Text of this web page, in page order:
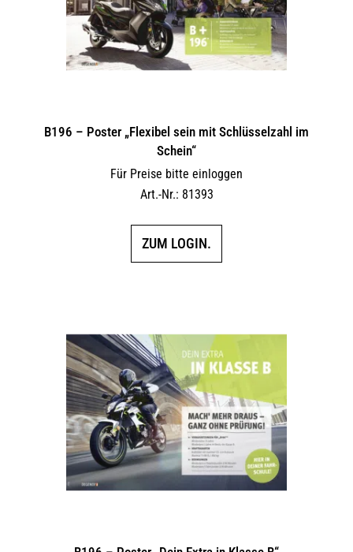
B196 – Poster „Flexibel sein mit Schlüsselzahl im
Schein“
Für Preise bitte einloggen
Art.-Nr.: 81393
ZUM LOGIN.